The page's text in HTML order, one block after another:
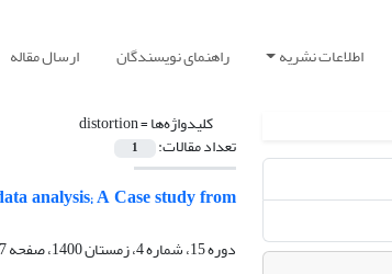
اطلاعات نشریه راهنمای نویسندگان ارسال مقاله
کلیدواژه‌ها =distortion
تعداد مقالات: 1
analysis; A Case study from
دوره 15، شماره 4، زمستان 1400، صفحه